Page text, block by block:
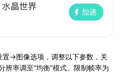
置→图像选项，调整以下参数，关
辨率调至“均衡”模式。限制帧率为